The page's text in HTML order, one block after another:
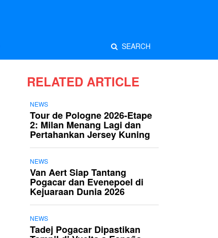
SEARCH
RELATED ARTICLE
NEWS
Tour de Pologne 2026-Etape
2: Milan Menang Lagi dan
Pertahankan Jersey Kuning
NEWS
Van Aert Siap Tantang
Pogacar dan Evenepoel di
Kejuaraan Dunia 2026
NEWS
Tadej Pogacar Dipastikan